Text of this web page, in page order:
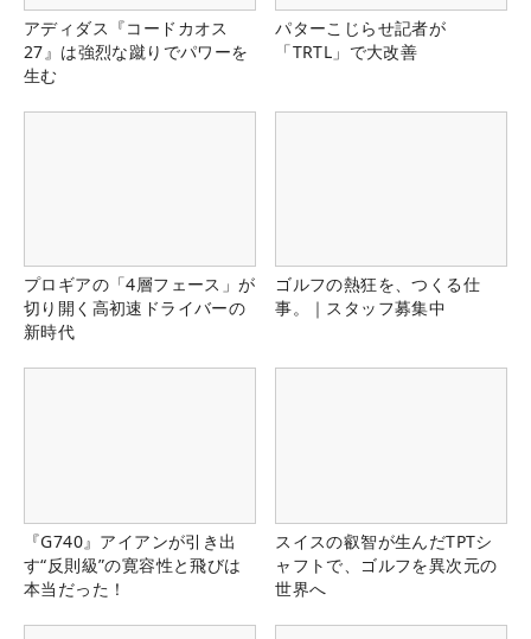
アディダス『コードカオス
27』は強烈な蹴りでパワーを
生む
パターこじらせ記者が
「TRTL」で大改善
プロギアの「4層フェース」が
切り開く高初速ドライバーの
新時代
ゴルフの熱狂を、つくる仕
事。｜スタッフ募集中
『G740』アイアンが引き出
す“反則級”の寛容性と飛びは
本当だった！
スイスの叡智が生んだTPTシ
ャフトで、ゴルフを異次元の
世界へ